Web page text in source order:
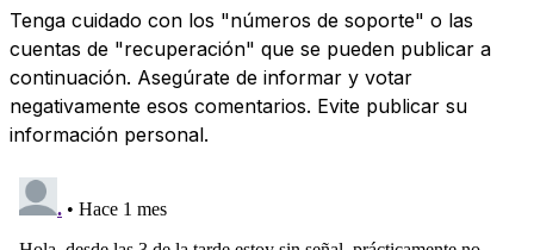
Tenga cuidado con los "números de soporte" o las
cuentas de "recuperación" que se pueden publicar a
continuación. Asegúrate de informar y votar
negativamente esos comentarios. Evite publicar su
información personal.